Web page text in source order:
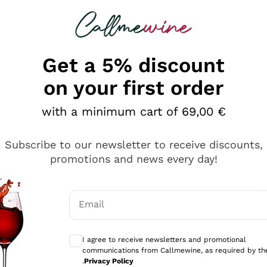
looking for
diversi e con un ampio range di prezzo. Le
Get a 5% discount
on your first order
with a minimum cart of 69,00 €
Subscribe to our newsletter to receive discounts,
promotions and news every day!
Email
I agree to receive newsletters and promotional
communications from Callmewine, as required by
.Privacy Policy